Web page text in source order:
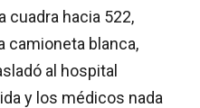
cuadra hacia 522,
camioneta blanca,
al hospital
y los médicos nada